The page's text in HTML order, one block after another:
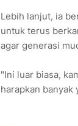
Lebih lanjut, ia
untuk terus
agar generasi
"Ini luar biasa,
harapkan